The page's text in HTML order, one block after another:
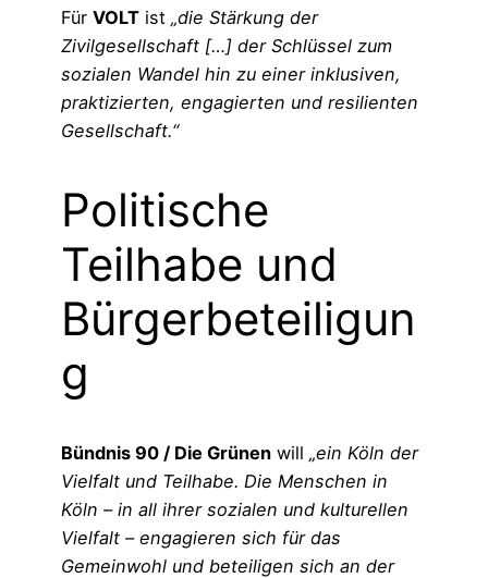
Für VOLT ist „die Stärkung der
Zivilgesellschaft […] der Schlüssel zum
sozialen Wandel hin zu einer inklusiven,
praktizierten, engagierten und resilienten
Gesellschaft.“
Politische
Teilhabe und
Bürgerbeteiligun
g
Bündnis 90 / Die Grünen will „ein Köln der
Vielfalt und Teilhabe. Die Menschen in
Köln – in all ihrer sozialen und kulturellen
Vielfalt – engagieren sich für das
Gemeinwohl und beteiligen sich an der